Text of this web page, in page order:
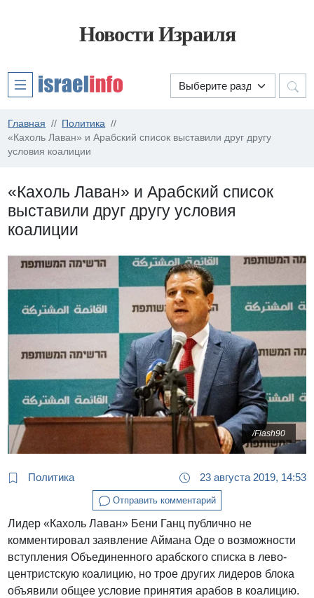
Новости Израиля
Главная
Политика
«Кахоль Лаван» и Арабский список выставили друг другу
условия коалиции
«Кахоль Лаван» и Арабский список
выставили друг другу условия
коалиции
/Flash90
Политика 23 августа 2019, 14:53
Отправить комментарий
Лидер «Кахоль Лаван» Бени Ганц публично не
комментировал заявление Аймана Оде о возможности
вступления Объединенного арабского списка в лево-
центристскую коалицию, но трое других лидеров блока
объявили общее условие принятия арабов в коалицию.